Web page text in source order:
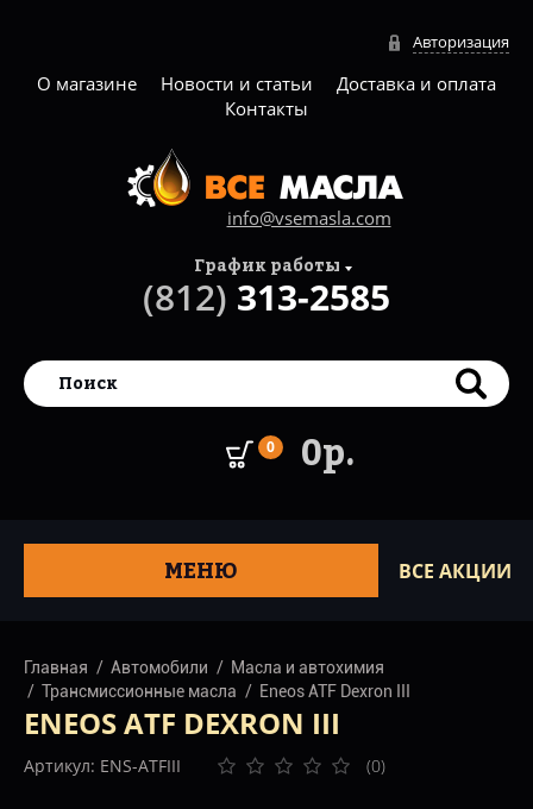
Авторизация
О магазине Новости и статьи
Доставка и оплата
Контакты
info@vsemasla.com
0 0р.
График работы
(812) 313-2585
МЕНЮ ВСЕ АКЦИИ
Главная Автомобили
Масла и автохимия
Трансмиссионные масла
Eneos ATF Dexron III
ENEOS ATF DEXRON III
Артикул: ENS-ATFIII (0)